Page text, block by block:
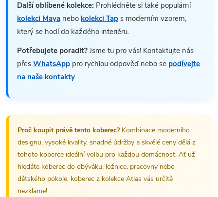
Další oblíbené kolekce: Prohlédněte si také populární
kolekci Maya nebo kolekci Tap s moderním vzorem,
který se hodí do každého interiéru.
Potřebujete poradit? Jsme tu pro vás! Kontaktujte nás
přes WhatsApp pro rychlou odpověď nebo se podívejte
na naše kontakty.
Proč koupit právě tento koberec?Kombinace moderního
designu, vysoké kvality, snadné údržby a skvělé ceny dělá z
tohoto koberce ideální volbu pro každou domácnost. Ať už
hledáte koberec do obýváku, ložnice, pracovny nebo
dětského pokoje, koberec z kolekce Atlas vás určitě
nezklame!